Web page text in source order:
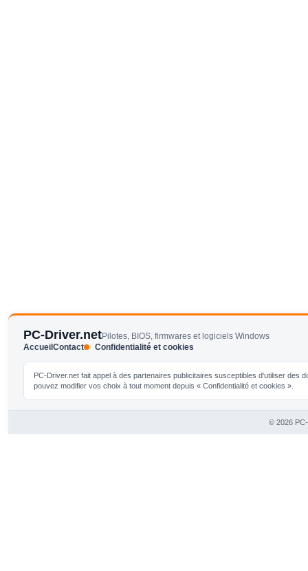
PC-Driver.netPilotes, BIOS, firmwares et logiciels Windows
AccueilContact Confidentialité et cookies
PC-Driver.net fait appel à des partenaires publicitaires susceptibles d'utiliser
pouvez modifier vos choix à tout moment depuis « Confidentialité et cookies ».
© 2026